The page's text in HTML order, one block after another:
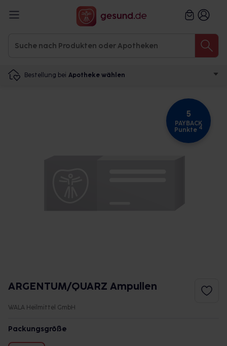
Bestellung bei Apotheke wählen
5
PAYBACK
Punkte 4
ARGENTUM/QUARZ Ampullen
WALA Heilmittel GmbH
Packungsgröße